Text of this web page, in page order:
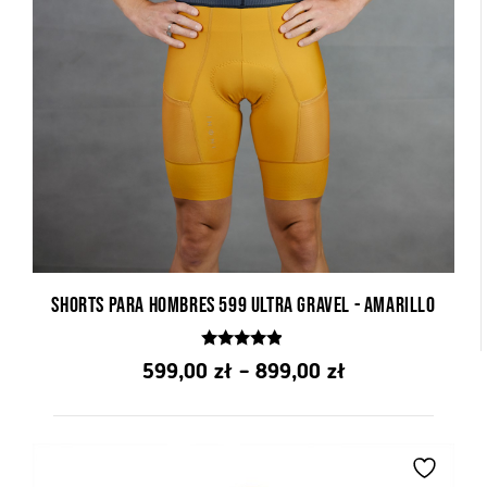
Shorts para hombres 599 Ultra Gravel - Amarillo
4.75
de 5
599,00 zł – 899,00 złRango